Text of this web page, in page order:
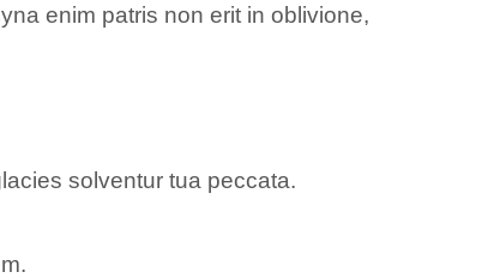
enim patris non erit in oblivione,
solventur tua peccata.